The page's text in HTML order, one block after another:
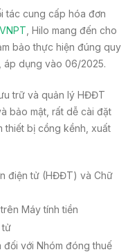
tác cung cấp hóa đơn
VNPT , Hilo mang đến cho
bảo thực hiện đúng quy
áp dụng vào 06/2025.
trữ và quản lý HĐĐT
bảo mật, rất dễ cài đặt
thiết bị cồng kềnh, xuất
điện tử (HĐĐT) và Chữ
Máy tính tiền
tử
với Nhóm đóng thuế